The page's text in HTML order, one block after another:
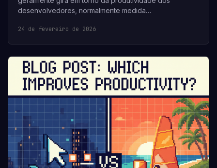
desenvolvedores, normalmente medida…
24 de fevereiro de 2026